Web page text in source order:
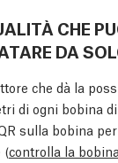
CHE
DA
che dà la
di ogni bobina
sulla bobina
(controlla la bobina